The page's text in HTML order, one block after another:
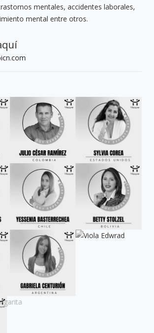
mentales, accidentes laborales,
mental entre otros.